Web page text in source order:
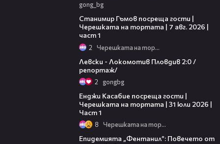
gong_bg
Станимир Гъмов посреща гости |
Черешката на тортата | 7 авг. 2026 |
част 1
2 Черешката на тортата
Левски - Локомотив Пловдив 2:0 /
репортаж/
2 gongbg
Енджи Касабие посреща гости |
Черешката на тортата | 31 юли 2026 |
Част 1
8 Черешката на тортата
Епидемията „Фентанил”: Повечето от